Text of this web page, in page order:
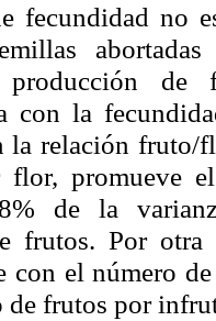
fecundidad no
producción
con la
la relación fruto/
promueve
de la
frutos. Por otra
con el número
de frutos por